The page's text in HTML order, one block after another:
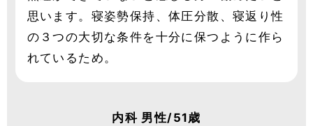
思います。寝姿勢保持、体圧分散、寝返り性
の３つの大切な条件を十分に保つように作ら
れているため。
内科 男性/51歳